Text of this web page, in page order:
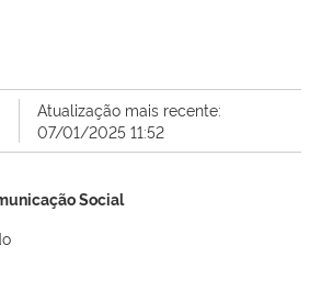
Atualização mais recente:
07/01/2025 11:52
Social